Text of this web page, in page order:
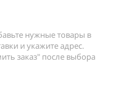
нужные товары в
и укажите адрес.
заказ" после выбора